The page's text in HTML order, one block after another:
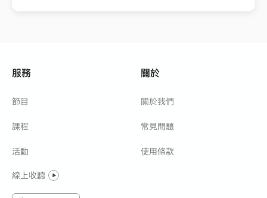
服務
節目
課程
活動
線上收聽
關於
關於我們
常見問題
使用條款